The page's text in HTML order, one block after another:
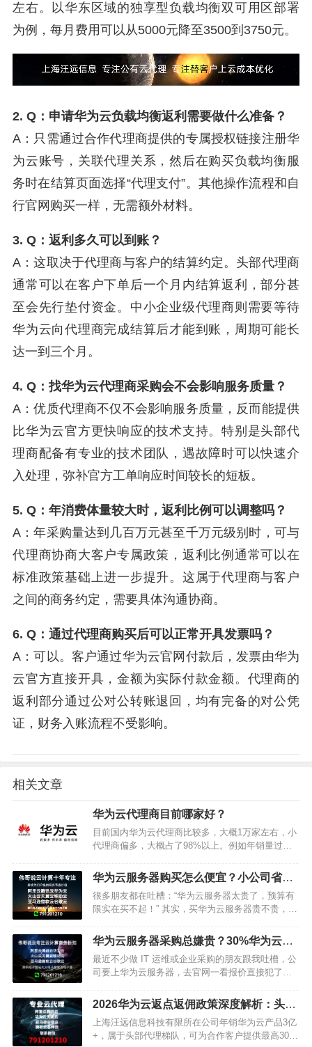
左右。以华东区域的独享型负载均衡双可用区部署
为例，每月费用可以从5000元降至3500到3750元。
2. Q：申请华为云负载均衡返利需要做什么准备？
A：只需通过合作代理商提供的专属授权链接注册华
为云账号，关联代理关系，然后在购买负载均衡服
务时在结算页面选择“代理支付”。其他操作流程和自
行官网购买一样，无需额外材料。
3. Q：返利多久可以到账？
A：这取决于代理商与客户的结算约定。头部代理商
通常可以在客户下单后一个月内结算返利，部分甚
至会先行垫付资金。中小企业级代理商则需要等待
华为云向代理商完成结算后才能到账，周期可能长
达一到三个月。
4. Q：找华为云代理商采购会不会影响服务质量？
A：优质代理商不仅不会影响服务质量，反而能提供
比华为云官方更快响应的技术支持。特别是头部代
理商配备有专业的技术团队，遇故障时可以快速介
入处理，弥补官方工单响应时间较长的短板。
5. Q：年消费体量较大时，返利比例可以调整吗？
A：年采购量达到几百万元甚至千万元级别时，可与
代理商协商大客户专属政策，返利比例通常可以在
标准政策基础上进一步提升。这属于代理商与客户
之间的商务约定，需要具体沟通协商。
6. Q：通过代理商购买后可以正常开具发票吗？
A：可以。客户通过华为云官网付款后，发票由华为
云官方直接开具，金额为实际付款金额。代理商的
返利部分通过公对公转账退回，均有完备的对公凭
证，财务入账流程不受影响。
相关文章
华为云代理商目前哪家好？
目前国内华为云代理商比较多，大概1万家左右，小
代理商偏多，大概占了98%以上。例如年销量过亿
多数的小代理商，是望风而来，做一段时间，因为
成本问题，也会放弃这…
华为云服务器购买怎么便宜？小公司省钱
攻略来了！这样买立省好几千​
很多朋友都在吐槽：“华为云服务器太贵了，预算有
限实在买不起！” 其实，买华为云服务器贵不贵，关
一套超实用的省钱攻略，小公司、创业团队也能轻
松用得起稳定又安全…
华为云服务器采购总嫌贵？30%华为云返
点返佣 + 旗舰级代理保障，这波省钱操作
别错过！
最近不少做 IT 运维或企业采购的朋友跟我吐槽，公
司要上华为云服务器，去官网一看报价直接犯了难
赶上业务扩张需要多台服务器，这笔开支更是让财
务部门直皱眉。…
2026华为云返点返佣政策深度解析：头部
代理返佣优势与企业合作指南
上海汪远信息科技有限所在公司年销华为云产品3亿
+，属于头部代理梯队，可为合作客户提供最高30%